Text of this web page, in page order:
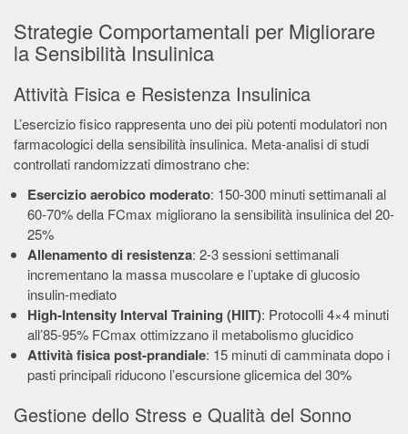
Strategie Comportamentali per Migliorare
la Sensibilità Insulinica
Attività Fisica e Resistenza Insulinica
L’esercizio fisico rappresenta uno dei più potenti modulatori non
farmacologici della sensibilità insulinica. Meta-analisi di studi
controllati randomizzati dimostrano che:
Esercizio aerobico moderato: 150-300 minuti settimanali al
60-70% della FCmax migliorano la sensibilità insulinica del 20-
25%
Allenamento di resistenza: 2-3 sessioni settimanali
incrementano la massa muscolare e l’uptake di glucosio
insulin-mediato
High-Intensity Interval Training (HIIT): Protocolli 4×4 minuti
all’85-95% FCmax ottimizzano il metabolismo glucidico
Attività fisica post-prandiale: 15 minuti di camminata dopo i
pasti principali riducono l’escursione glicemica del 30%
Gestione dello Stress e Qualità del Sonno